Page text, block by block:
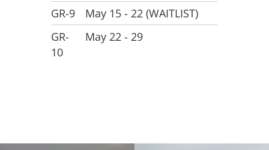
GR-9
May 15 - 22 (WAITLIST)
GR-
10
May 22 - 29